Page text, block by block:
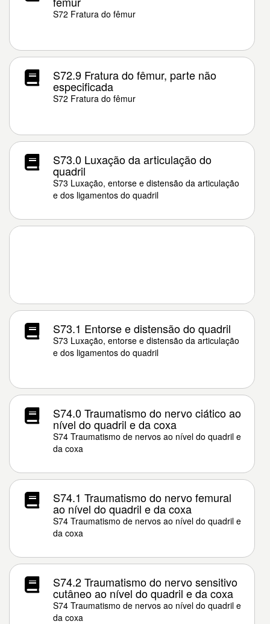
S72 Fratura do fêmur
S72.9 Fratura do fêmur, parte não
especificada
S72 Fratura do fêmur
S73.0 Luxação da articulação do
quadril
S73 Luxação, entorse e distensão da articulação
e dos ligamentos do quadril
S73.1 Entorse e distensão do quadril
S73 Luxação, entorse e distensão da articulação
e dos ligamentos do quadril
S74.0 Traumatismo do nervo ciático ao
nível do quadril e da coxa
S74 Traumatismo de nervos ao nível do quadril e
da coxa
S74.1 Traumatismo do nervo femural
ao nível do quadril e da coxa
S74 Traumatismo de nervos ao nível do quadril e
da coxa
S74.2 Traumatismo do nervo sensitivo
cutâneo ao nível do quadril e da coxa
S74 Traumatismo de nervos ao nível do quadril e
da coxa